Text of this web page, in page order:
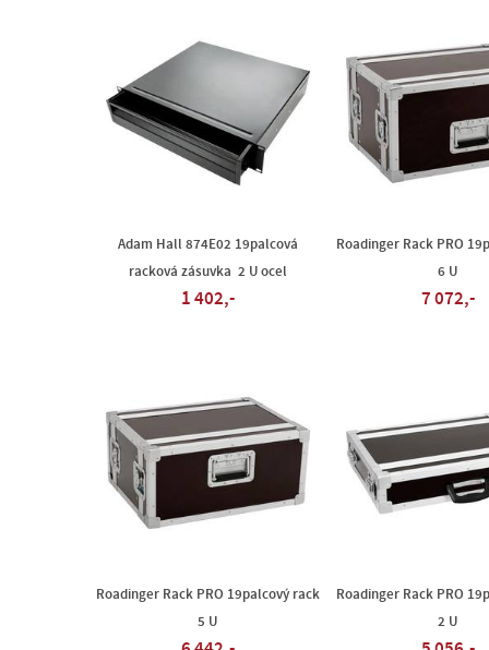
Adam Hall 874E02 19palcová
racková zásuvka 2 U ocel
1 402,-
Roadinger Rack PRO
6 U
7 072,-
Roadinger Rack PRO 19palcový rack
5 U
Roadinger Rack PRO
2 U